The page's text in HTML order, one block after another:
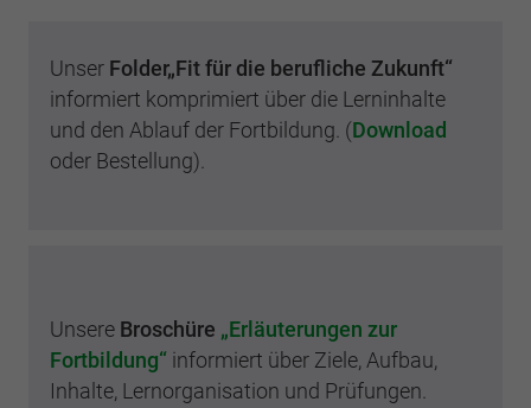
Unser Folder„Fit für die berufliche Zukunft“
informiert komprimiert über die Lerninhalte
und den Ablauf der Fortbildung. (Download
oder Bestellung).
Unsere Broschüre „Erläuterungen zur
Fortbildung“informiert über Ziele, Aufbau,
Inhalte, Lernorganisation und Prüfungen.